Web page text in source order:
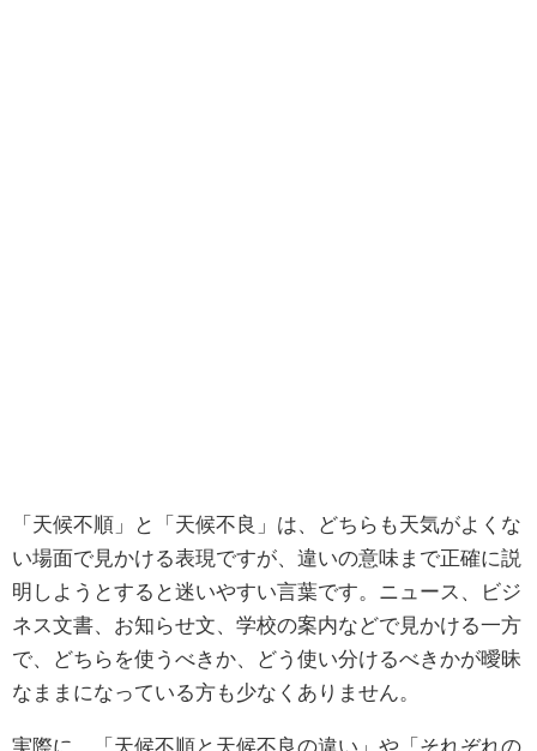
「天候不順」と「天候不良」は、どちらも天気がよくな
い場面で見かける表現ですが、違いの意味まで正確に説
明しようとすると迷いやすい言葉です。ニュース、ビジ
ネス文書、お知らせ文、学校の案内などで見かける一方
で、どちらを使うべきか、どう使い分けるべきかが曖昧
なままになっている方も少なくありません。
実際に、「天候不順と天候不良の違い」や「それぞれの